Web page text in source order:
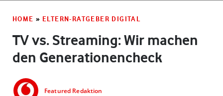
HOME » ELTERN-RATGEBER DIGITAL
TV vs. Streaming: Wir machen
den Generationencheck
Featured Redaktion